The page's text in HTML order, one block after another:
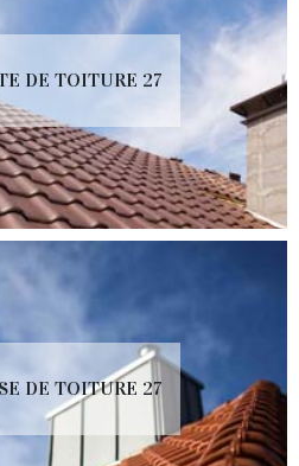
DE TOITURE 27
DE TOITURE 27